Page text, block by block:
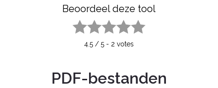
Beoordeel deze tool
4.5 / 5 - 2 votes
PDF-bestanden